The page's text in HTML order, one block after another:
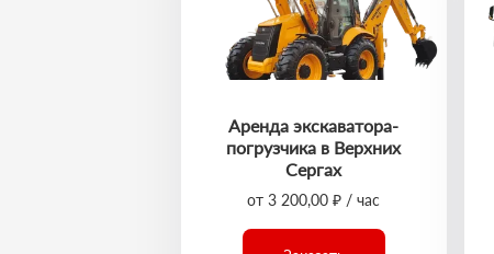
Аренда экскаватора-
погрузчика в Верхних
Сергах
от 3 200,00 ₽ / час